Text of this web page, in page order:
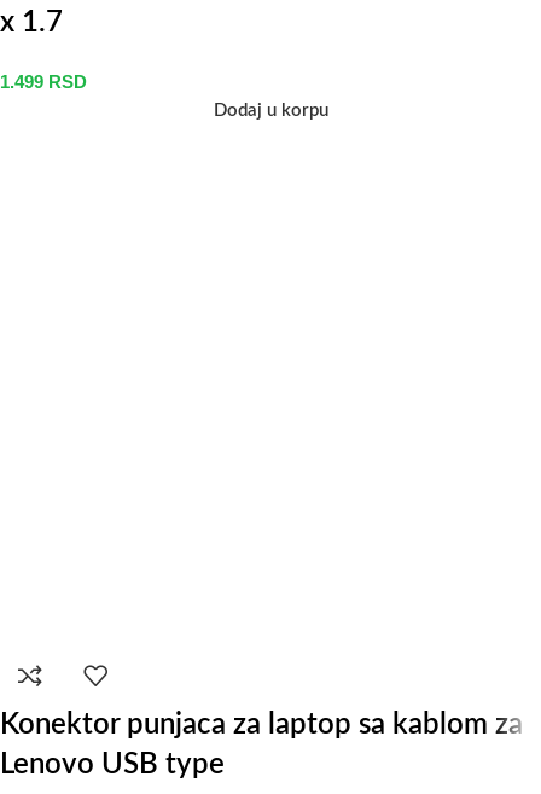
x 1.7
1.499 RSD
Dodaj u korpu
Konektor punjaca za laptop sa kablom za
Lenovo USB type